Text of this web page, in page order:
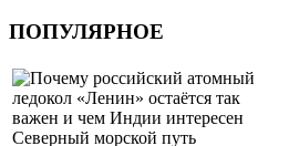
ПОПУЛЯРНОЕ